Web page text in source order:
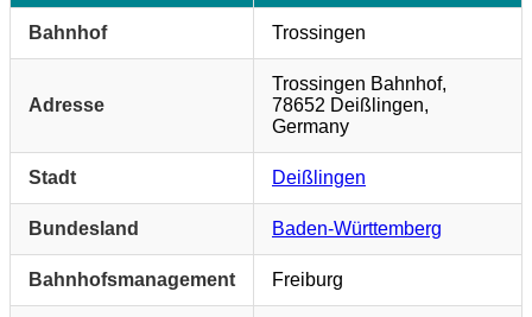
Bahnhof Trossingen
Adresse
Trossingen Bahnhof,
78652 Deißlingen,
Germany
Stadt Deißlingen
Bundesland Baden-Württemberg
Bahnhofsmanagement Freiburg